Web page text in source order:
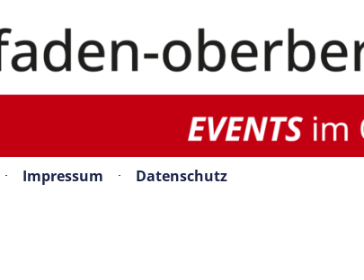
Impressum Datenschutz